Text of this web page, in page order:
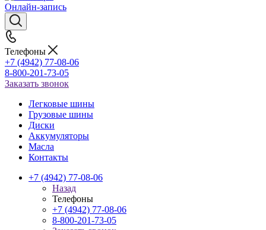
Онлайн-запись
Телефоны
+7 (4942) 77-08-06
8-800-201-73-05
Заказать звонок
Легковые шины
Грузовые шины
Диски
Аккумуляторы
Масла
Контакты
+7 (4942) 77-08-06
Назад
Телефоны
+7 (4942) 77-08-06
8-800-201-73-05